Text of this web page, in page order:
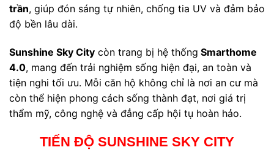
trần, giúp đón sáng tự nhiên, chống tia UV và đảm bảo
độ bền lâu dài.
Sunshine Sky City còn trang bị hệ thống Smarthome
4.0, mang đến trải nghiệm sống hiện đại, an toàn và
tiện nghi tối ưu. Mỗi căn hộ không chỉ là nơi an cư mà
còn thể hiện phong cách sống thành đạt, nơi giá trị
thẩm mỹ, công nghệ và đẳng cấp hội tụ hoàn hảo.
TIẾN ĐỘ SUNSHINE SKY CITY